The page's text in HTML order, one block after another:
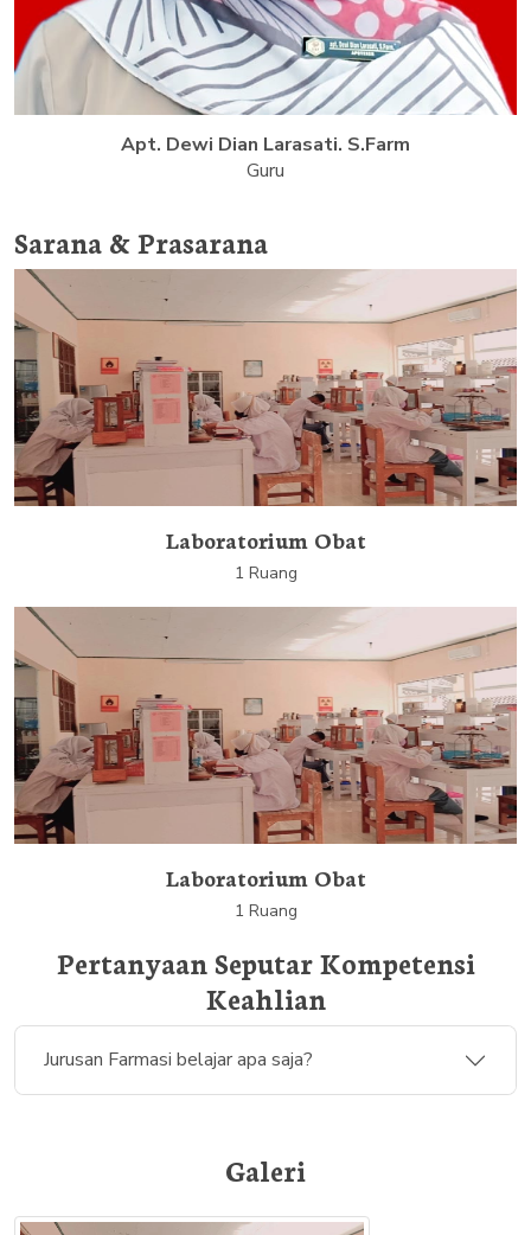
Apt. Dewi Dian Larasati. S.Farm
Guru
Sarana & Prasarana
Laboratorium Obat
1 Ruang
Laboratorium Obat
1 Ruang
Pertanyaan Seputar Kompetensi
Keahlian
Jurusan Farmasi belajar apa saja?
Galeri